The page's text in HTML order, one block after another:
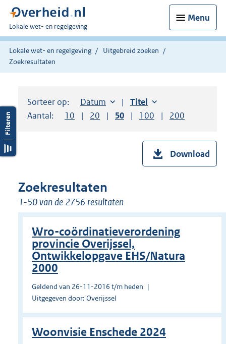
Menu
U
bent
hier:
Lokale wet- en regelgeving
Lokale wet- en regelgeving
Uitgebreid zoeken
Zoekresultaten
Sorteer op: Sorteer op:
Datum aflopendSorteer op:
Titel oplopend
Aantal:
Toon
10 resultaten per pagina
Toon
20 resultaten per pagina
Toon
50 resultaten per pagina
Toon
100 resultaten per
Toon
200
Download
Zoekresultaten
1-50 van de 2756 resultaten
Wro-coördinatieverordening
provincie Overijssel,
Ontwikkelopgave EHS/Natura
2000
Geldend van 26-11-2016 t/m heden
Uitgegeven door: Overijssel
Woonvisie Enschede 2024